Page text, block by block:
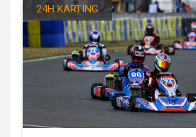
24H KARTING